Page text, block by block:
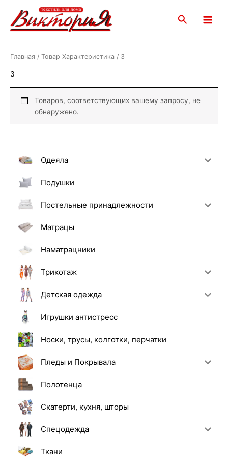
содержимому
Поиск
Menu
Одеяла
Подушки
Постельные принадлежности
Матрацы
Наматрацники
Трикотаж
Детская одежда
Игрушки антистресс
Носки, трусы, колготки, перчатки
Пледы и Покрывала
Полотенца
Скатерти, кухня, шторы
Спецодежда
Ткани
Главная / Товар Характеристика / 3
3
Товаров, соответствующих вашему запросу, не
обнаружено.